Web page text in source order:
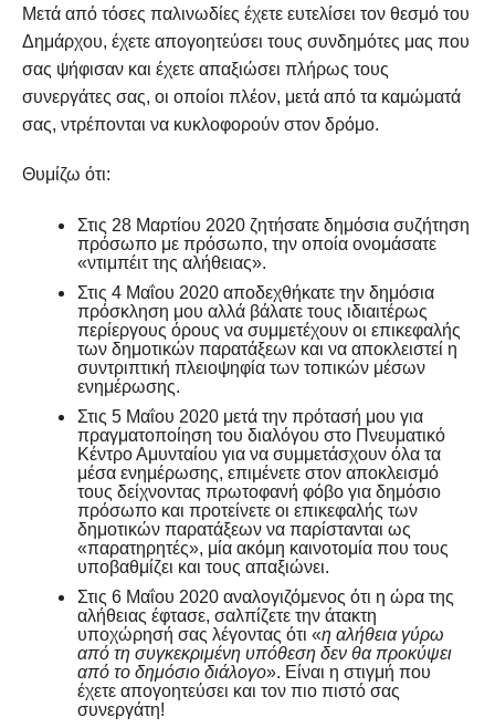
Μετά από τόσες παλινωδίες έχετε ευτελίσει τον θεσμό του
Δημάρχου, έχετε απογοητεύσει τους συνδημότες μας που
σας ψήφισαν και έχετε απαξιώσει πλήρως τους
συνεργάτες σας, οι οποίοι πλέον, μετά από τα καμώματά
σας, ντρέπονται να κυκλοφορούν στον δρόμο.
Θυμίζω ότι:
Στις 28 Μαρτίου 2020 ζητήσατε δημόσια συζήτηση
πρόσωπο με πρόσωπο, την οποία ονομάσατε
«ντιμπέιτ της αλήθειας».
Στις 4 Μαΐου 2020 αποδεχθήκατε την δημόσια
πρόσκληση μου αλλά βάλατε τους ιδιαιτέρως
περίεργους όρους να συμμετέχουν οι επικεφαλής
των δημοτικών παρατάξεων και να αποκλειστεί η
συντριπτική πλειοψηφία των τοπικών μέσων
ενημέρωσης.
Στις 5 Μαΐου 2020 μετά την πρότασή μου για
πραγματοποίηση του διαλόγου στο Πνευματικό
Κέντρο Αμυνταίου για να συμμετάσχουν όλα τα
μέσα ενημέρωσης, επιμένετε στον αποκλεισμό
τους δείχνοντας πρωτοφανή φόβο για δημόσιο
πρόσωπο και προτείνετε οι επικεφαλής των
δημοτικών παρατάξεων να παρίστανται ως
«παρατηρητές», μία ακόμη καινοτομία που τους
υποβαθμίζει και τους απαξιώνει.
Στις 6 Μαΐου 2020 αναλογιζόμενος ότι η ώρα της
αλήθειας έφτασε, σαλπίζετε την άτακτη
υποχώρησή σας λέγοντας ότι «η αλήθεια γύρω
από τη συγκεκριμένη υπόθεση δεν θα προκύψει
από το δημόσιο διάλογο». Είναι η στιγμή που
έχετε απογοητεύσει και τον πιο πιστό σας
συνεργάτη!